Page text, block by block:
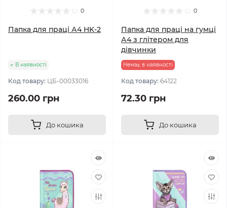
0
Папка для праці А4 HK-2
В наявності
Код товару: ЦБ-00033016
260.00 грн
До кошика
0
Папка для праці на гумці
А4 з глітером для
дівчинки
Немає в наявності
Код товару: 64122
72.30 грн
До кошика